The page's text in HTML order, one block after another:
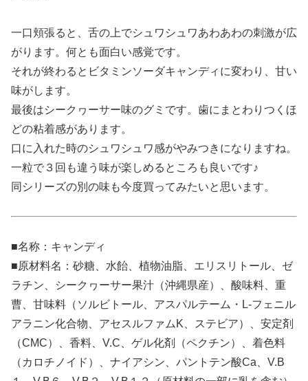
一口頬張ると、舌の上でシュワシュワあわあわの刺激が広
がります。何とも面白い感覚です。
それが終わるとビタミンソーダキャンディに変わり、甘い
味がします。
最後はシークヮーサー味のグミです。歯にまとわりつくほ
どの粘着感があります。
口に入れた時のシュワシュワ感がやみつきになりますね。
一粒で３回も違う味が楽しめるところも良いです♪
同シリーズの別の味も今度買ってみたいと思います。
■名称：キャンディ
■原材料名：砂糖、水飴、植物油脂、エリスリトール、ゼ
ラチン、シークヮーサー果汁（沖縄県産）、酸味料、重
曹、甘味料（ソルビトール、アスパルテーム・L-フェニル
アラニン化合物、アセスルファムK、ステビア）、安定剤
（CMC）、香料、V.C、ゲル化剤（ペクチン）、着色料
（カロチノイド）、ナイアシン、パントテン酸Ca、V.B